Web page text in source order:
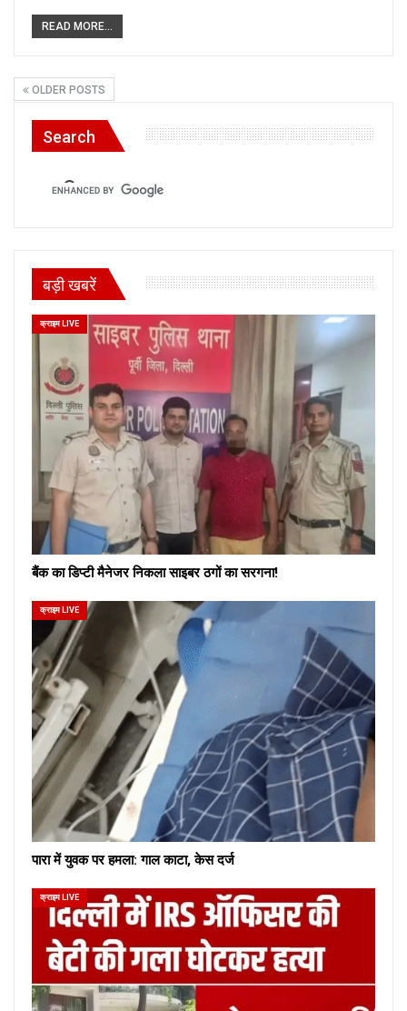
READ MORE...
OLDER POSTS
Search
बड़ी खबरें
क्राइम LIVE
बैंक का डिप्टी मैनेजर निकला साइबर ठगों का सरगना!
क्राइम LIVE
पारा में युवक पर हमला: गाल काटा, केस दर्ज
क्राइम LIVE